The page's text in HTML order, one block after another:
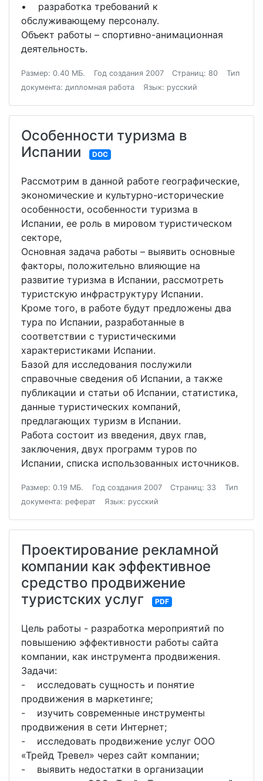
• разработка требований к
обслуживающему персоналу.
Объект работы – спортивно-анимационная
деятельность.
Размер: 0.40 МБ. Год создания 2007 Страниц: 80
Тип
документа: дипломная работа
Язык: русский
Особенности туризма в
Испании
DOC
Рассмотрим в данной работе географические,
экономические и культурно-исторические
особенности, особенности туризма в
Испании, ее роль в мировом туристическом
секторе,
Основная задача работы – выявить основные
факторы, положительно влияющие на
развитие туризма в Испании, рассмотреть
туристскую инфраструктуру Испании.
Кроме того, в работе будут предложены два
тура по Испании, разработанные в
соответствии с туристическими
характеристиками Испании.
Базой для исследования послужили
справочные сведения об Испании, а также
публикации и статьи об Испании, статистика,
данные туристических компаний,
предлагающих туризм в Испании.
Работа состоит из введения, двух глав,
заключения, двух программ туров по
Испании, списка использованных источников.
Размер: 0.19 МБ. Год создания 2007 Страниц: 33
Тип
документа: реферат
Язык: русский
Проектирование рекламной
компании как эффективное
средство продвижение
туристских услуг
PDF
Цель работы - разработка мероприятий по
повышению эффективности работы сайта
компании, как инструмента продвижения.
Задачи:
- исследовать сущность и понятие
продвижения в маркетинге;
- изучить современные инструменты
продвижения в сети Интернет;
- исследовать продвижение услуг ООО
«Трейд Тревел» через сайт компании;
- выявить недостатки в организации